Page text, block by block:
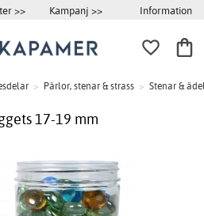
>> Kampanj >> Information
> Pärlor, stenar & strass > Stenar &
17-19 mm